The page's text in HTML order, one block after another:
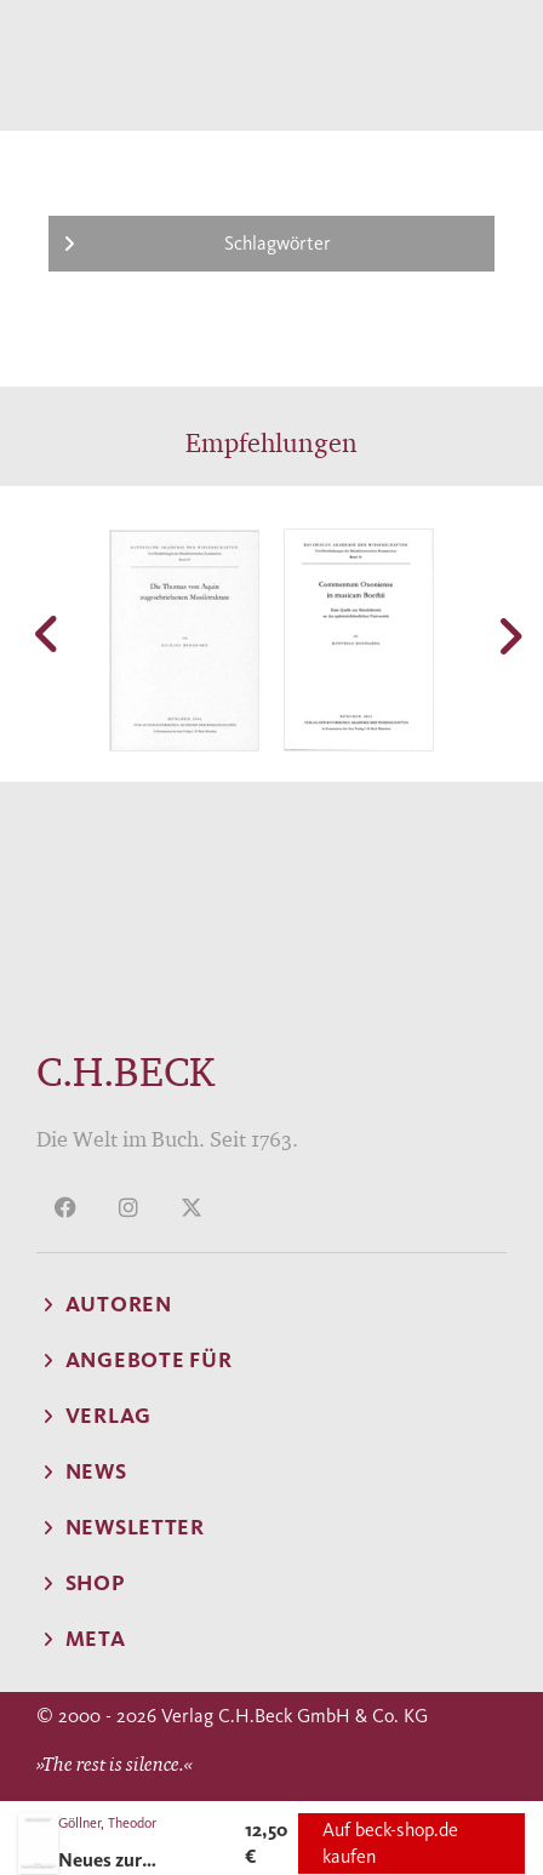
Göllner, Theodor
Neues zur
12,50
€
Auf beck-shop.de
kaufen
Schlagwörter
Empfehlungen
C.H.BECK
Die Welt im Buch. Seit 1763.
AUTOREN
ANGEBOTE FÜR
VERLAG
NEWS
NEWSLETTER
SHOP
META
© 2000 - 2026 Verlag C.H.Beck GmbH & Co. KG
»The rest is silence.«
WILLIAM SHAKESPEARE
(Hamlet)